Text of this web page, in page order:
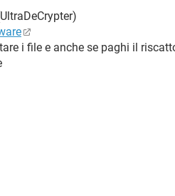
i file e anche se paghi il